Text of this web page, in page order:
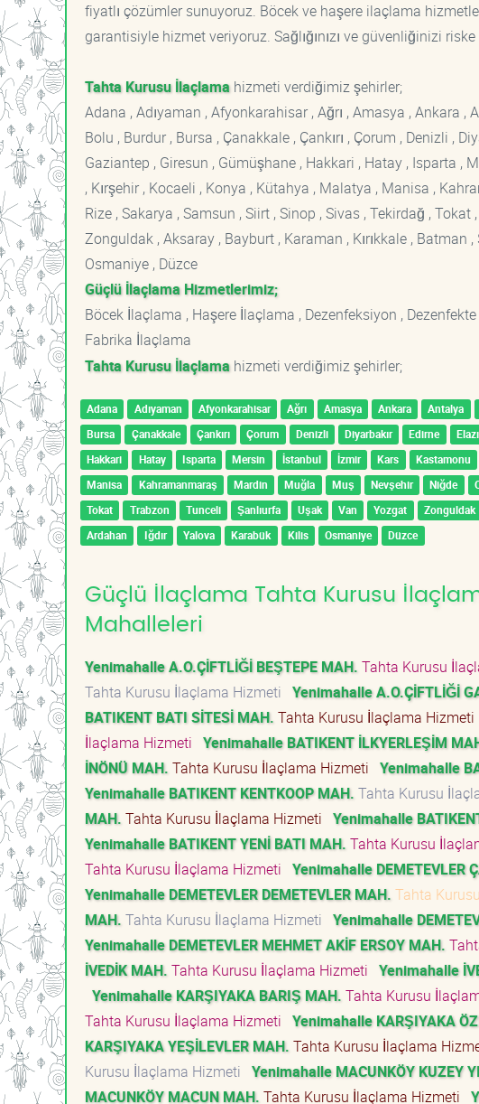
fiyatlı çözümler sunuyoruz. Böcek ve haşere ilaçlama
garantisiyle hizmet veriyoruz. Sağlığınızı ve güvenliğinizi
Tahta Kurusu İlaçlama hizmeti verdiğimiz şehirler;
Adana , Adıyaman , Afyonkarahisar , Ağrı , Amasya , Ankara ,
Bolu , Burdur , Bursa , Çanakkale , Çankırı , Çorum , Denizli ,
Gaziantep , Giresun , Gümüşhane , Hakkari , Hatay , Isparta ,
, Kırşehir , Kocaeli , Konya , Kütahya , Malatya , Manisa ,
Rize , Sakarya , Samsun , Siirt , Sinop , Sivas , Tekirdağ ,
Zonguldak , Aksaray , Bayburt , Karaman , Kırıkkale , Batman
Osmaniye , Düzce
Güçlü İlaçlama Hizmetlerimiz;
Böcek İlaçlama , Haşere İlaçlama , Dezenfeksiyon ,
Fabrika İlaçlama
Tahta Kurusu İlaçlama hizmeti verdiğimiz şehirler;
Adana Adıyaman Afyonkarahisar Ağrı Amasya Ankara Antalya
Bursa
Çanakkale Çankırı Çorum Denizli Diyarbakır Edirne
Hakkari
Hatay Isparta Mersin İstanbul İzmir Kars Kastamonu
Manisa
Kahramanmaraş Mardin Muğla Muş Nevşehir Niğde
Tokat
Trabzon Tunceli Şanlıurfa Uşak Van Yozgat Zonguldak
Ardahan
Iğdır Yalova Karabük Kilis Osmaniye Düzce
Güçlü İlaçlama Tahta Kurusu
Mahalleleri
Yenimahalle A.O.ÇİFTLİĞİ BEŞTEPE MAH. Tahta Kurusu
Tahta Kurusu İlaçlama Hizmeti Yenimahalle A.O.ÇİFTLİĞİ
BATIKENT BATI SİTESİ MAH. Tahta Kurusu İlaçlama Hizmeti
İlaçlama Hizmeti Yenimahalle BATIKENT İLKYERLEŞİM
İNÖNÜ MAH. Tahta Kurusu İlaçlama Hizmeti Yenimahalle
Yenimahalle BATIKENT KENTKOOP MAH. Tahta Kurusu
MAH. Tahta Kurusu İlaçlama Hizmeti Yenimahalle
Yenimahalle BATIKENT YENİ BATI MAH. Tahta Kurusu
Tahta Kurusu İlaçlama Hizmeti Yenimahalle DEMETEVLER
Yenimahalle DEMETEVLER DEMETEVLER MAH. Tahta
MAH. Tahta Kurusu İlaçlama Hizmeti Yenimahalle
Yenimahalle DEMETEVLER MEHMET AKİF ERSOY MAH.
İVEDİK MAH. Tahta Kurusu İlaçlama Hizmeti Yenimahalle
Yenimahalle KARŞIYAKA BARIŞ MAH. Tahta Kurusu
Tahta Kurusu İlaçlama Hizmeti Yenimahalle KARŞIYAKA
KARŞIYAKA YEŞİLEVLER MAH. Tahta Kurusu İlaçlama
Kurusu İlaçlama Hizmeti Yenimahalle MACUNKÖY KUZEY
MACUNKÖY MACUN MAH. Tahta Kurusu İlaçlama Hizmeti